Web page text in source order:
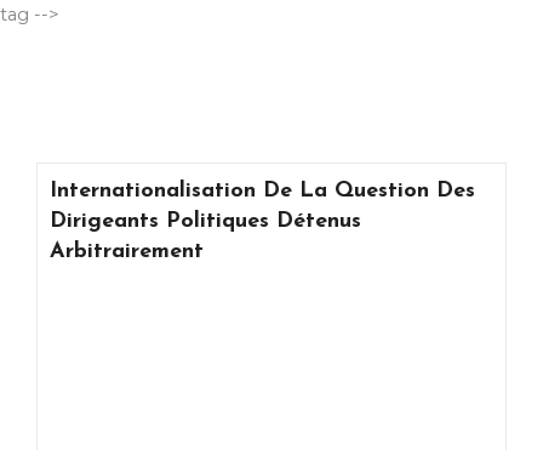
tag -->
Internationalisation De La Question Des
Dirigeants Politiques Détenus
Arbitrairement